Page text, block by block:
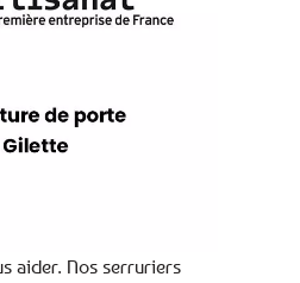
aider. Nos serruriers